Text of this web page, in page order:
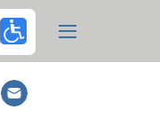
E-
mail
подписка